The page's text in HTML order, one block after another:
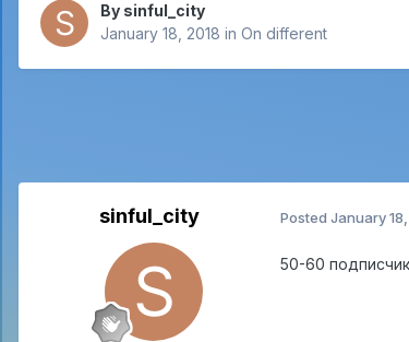
By sinful_city
January 18, 2018 in On different
sinful_city Posted January
50-60